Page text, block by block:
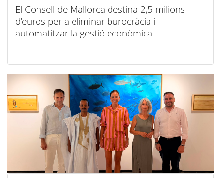
El Consell de Mallorca destina 2,5 milions
d’euros per a eliminar burocràcia i
automatitzar la gestió econòmica